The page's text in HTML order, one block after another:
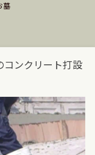
墓
ンクリート打設